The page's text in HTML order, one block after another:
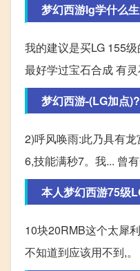
梦幻西游lg学什么
我的建议是买LG 155
最好学过宝石合成 有灵
梦幻西游-(LG加点)?
2)呼风唤雨:此乃具有
6,技能满秒7。我... 曾有
本人梦幻西游75级
10块20RMB这个太犀
不知道到应该用不到,。